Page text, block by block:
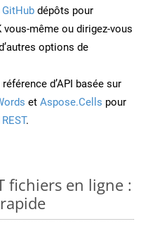
dépôts pour
même ou dirigez-vous
options de
d’API basée sur
et Aspose.Cells pour
.
fichiers en ligne :